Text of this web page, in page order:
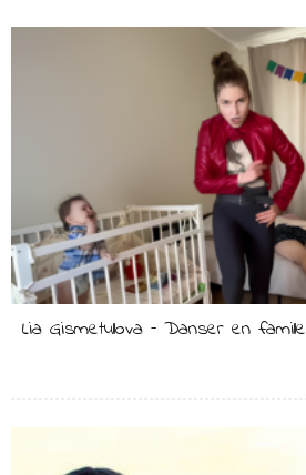
Lia Gismetullova – Danser en famille